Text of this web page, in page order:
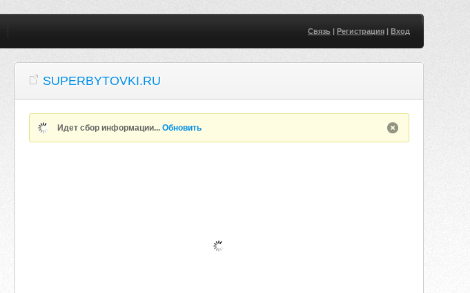
Связь| Регистрация| Вход
SUPERBYTOVKI.RU
Идет сбор информации...Обновить